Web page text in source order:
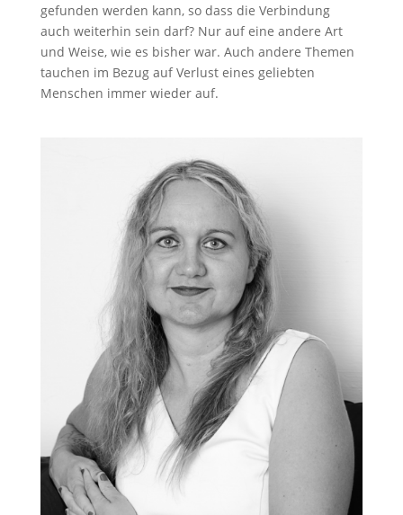
gefunden werden kann, so dass die Verbindung
auch weiterhin sein darf? Nur auf eine andere Art
und Weise, wie es bisher war. Auch andere Themen
tauchen im Bezug auf Verlust eines geliebten
Menschen immer wieder auf.